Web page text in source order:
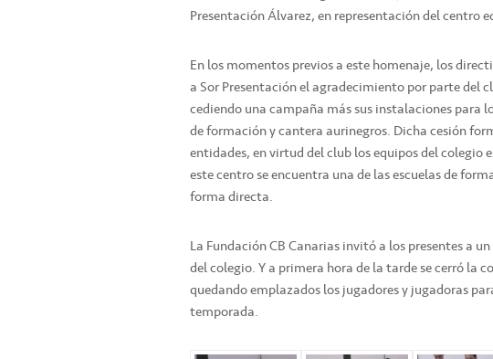
Presentación Álvarez, en representación del centro
En los momentos previos a este homenaje, los
a Sor Presentación el agradecimiento por parte del
cediendo una campaña más sus instalaciones para
de formación y cantera aurinegros. Dicha cesión
entidades, en virtud del club los equipos del colegio
este centro se encuentra una de las escuelas de
forma directa.
La Fundación CB Canarias invitó a los presentes a
del colegio. Y a primera hora de la tarde se cerró la
quedando emplazados los jugadores y jugadoras
temporada.